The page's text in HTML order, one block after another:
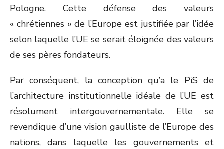
Pologne. Cette défense des valeurs
« chrétiennes » de l’Europe est justifiée par l’idée
selon laquelle l’UE se serait éloignée des valeurs
de ses pères fondateurs.
Par conséquent, la conception qu’a le PiS de
l’architecture institutionnelle idéale de l’UE est
résolument intergouvernementale. Elle se
revendique d’une vision gaulliste de l’Europe des
nations, dans laquelle les gouvernements et